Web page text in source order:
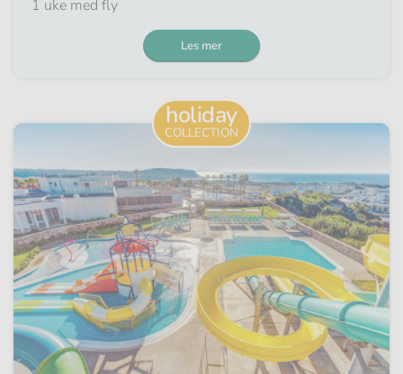
1 uke med fly
Les mer
holiday
COLLECTION